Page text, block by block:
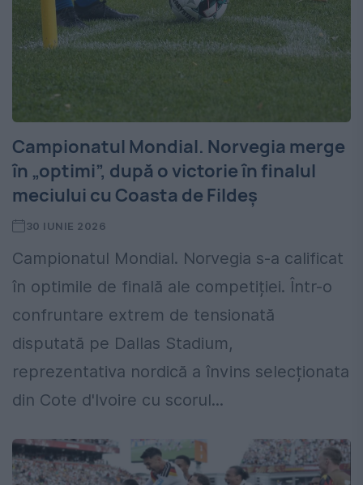
Campionatul Mondial. Norvegia merge
în „optimi”, după o victorie în finalul
meciului cu Coasta de Fildeș
30 IUNIE 2026
Campionatul Mondial. Norvegia s-a calificat
în optimile de finală ale competiției. Într-o
confruntare extrem de tensionată
disputată pe Dallas Stadium,
reprezentativa nordică a învins selecționata
din Cote d'Ivoire cu scorul...